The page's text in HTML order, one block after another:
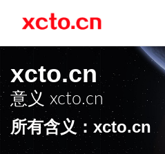
xcto.cn
意义xcto.cn
所有含义：xcto.cn